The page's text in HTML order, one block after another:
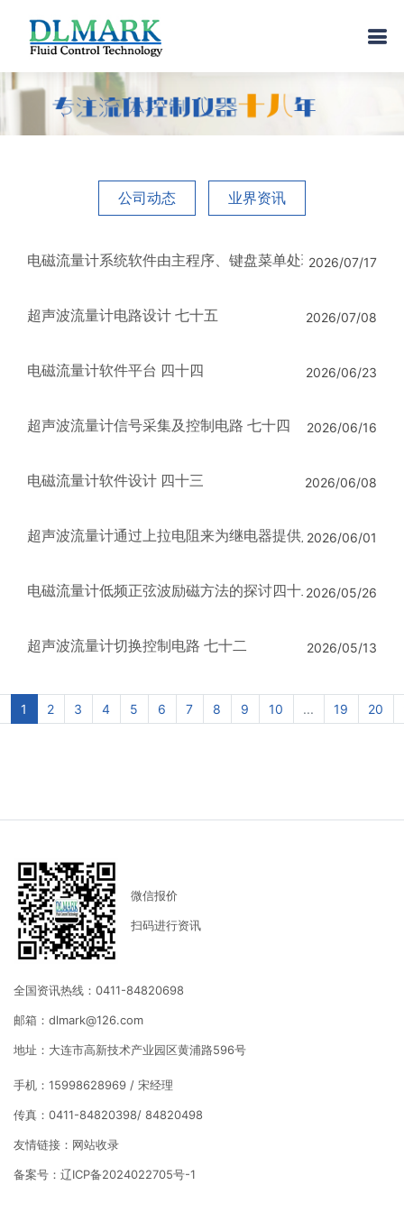
公司动态 业界资讯
电磁流量计系统软件由主程序、键盘菜单处理 四十五
2026/07/17
超声波流量计电路设计 七十五 2026/07/08
电磁流量计软件平台 四十四 2026/06/23
超声波流量计信号采集及控制电路 七十四 2026/06/16
电磁流量计软件设计 四十三 2026/06/08
2026/06/01
电磁流量计低频正弦波励磁方法的探讨四十二2026/05/26
超声波流量计切换控制电路 七十二 2026/05/13
1 2 3 4 5 6 7 8 9 10 ... 19 20
微信报价
扫码进行资讯
全国资讯热线：0411-84820698
邮箱：dlmark@126.com
地址：大连市高新技术产业园区黄浦路596号
手机：15998628969 / 宋经理
传真：0411-84820398/ 84820498
友情链接： 网站收录
备案号： 辽ICP备2024022705号-1